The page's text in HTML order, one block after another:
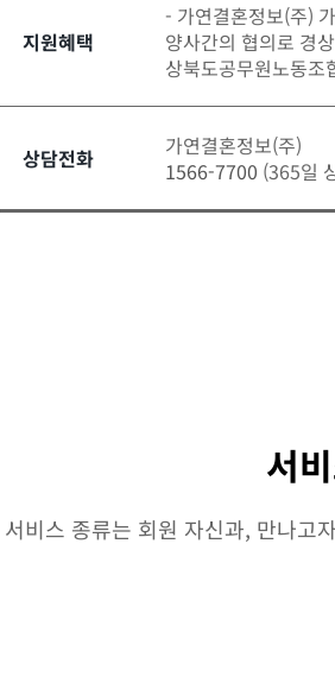
지원혜택
- 가연결혼정보(주)
양사간의 협의로 경
상북도공무원노동조
상담전화
가연결혼정보(주)
1566-7700 (365일
서
서비스 종류는 회원 자신과, 만나고